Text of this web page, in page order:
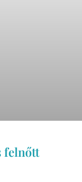
felnőtt